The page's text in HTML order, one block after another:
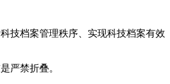
档案管理秩序、实现科技档案有效
禁折叠。